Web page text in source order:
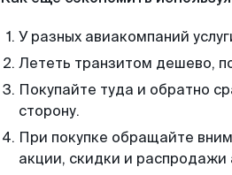
У разных авиакомпаний
Лететь транзитом дешево,
Покупайте туда и обратно
сторону.
При покупке обращайте
акции, скидки и распродажи